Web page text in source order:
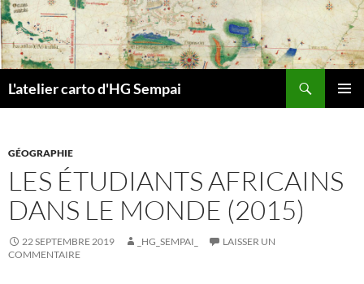
Aller
au
contenu
L'atelier carto d'HG Sempai
GÉOGRAPHIE
LES ÉTUDIANTS AFRICAINS
DANS LE MONDE (2015)
22 SEPTEMBRE 2019 _HG_SEMPAI_
LAISSER UN
COMMENTAIRE